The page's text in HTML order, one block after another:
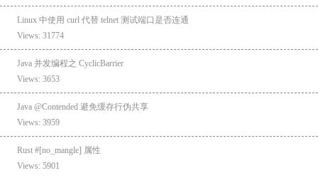
Linux 中使用 curl 代替 telnet 测试端口是否连通
Views: 31774
Java 并发编程之 CyclicBarrier
Views: 3653
Java @Contended 避免缓存行伪共享
Views: 3959
Rust #[no_mangle] 属性
Views: 5901